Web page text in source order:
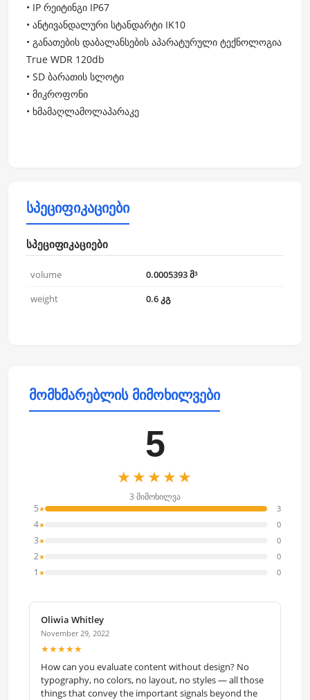
• IP რეიტინგი IP67
• ანტივანდალური სტანდარტი IK10
• განათების დაბალანსების აპარატურული ტექნოლოგია
True WDR 120db
• SD ბარათის სლოტი
• მიკროფონი
• ხმამაღლამოლაპარაკე
სპეციფიკაციები
სპეციფიკაციები
volume
0.0005393 მ³
weight
0.6 კგ
მომხმარებლის მიმოხილვები
5
★★★★★
3 მიმოხილვა
5★ 3
4★ 0
3★ 0
2★ 0
1 ★ 0
Oliwia Whitley
November 29, 2022
★★★★★
How can you evaluate content without design? No
typography, no colors, no layout, no styles — all those
things that convey the important signals beyond the